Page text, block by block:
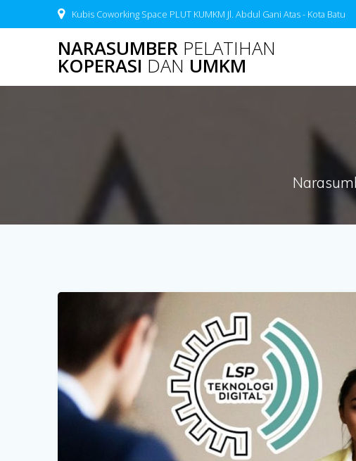
to
Kubis Coworking Space PLUT KUMKM Jl. Abdul Gani Atas - Kota Batu
NARASUMBER PELATIHAN
KOPERASI DAN UMKM